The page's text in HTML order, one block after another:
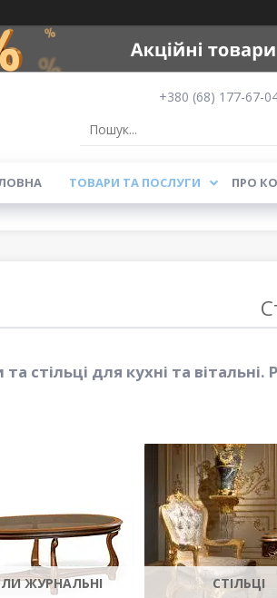
+380 (68) 177-67-
ТОВАРИ ТА ПОСЛУГИ ПРО
стільці для кухні та
ЖУРНАЛЬНІ
СТІЛЬЦІ